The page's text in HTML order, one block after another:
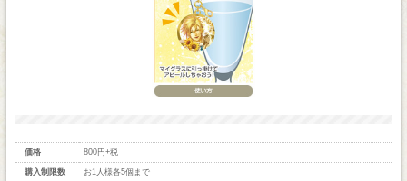
価格 800円+税
購入制限数 お1人様各5個まで